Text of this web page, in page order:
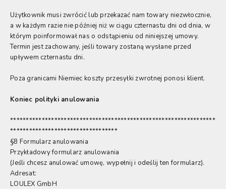
Użytkownik musi zwrócić lub przekazać nam towary niezwłocznie,
a w każdym razie nie później niż w ciągu czternastu dni od dnia, w
którym poinformował nas o odstąpieniu od niniejszej umowy.
Termin jest zachowany, jeśli towary zostaną wysłane przed
upływem czternastu dni.
Poza granicami Niemiec koszty przesyłki zwrotnej ponosi klient.
Koniec polityki anulowania
*****************************************************************
**********************************
§8 Formularz anulowania
Przykładowy formularz anulowania
(Jeśli chcesz anulować umowę, wypełnij i odeślij ten formularz).
Adresat:
LOULEX GmbH